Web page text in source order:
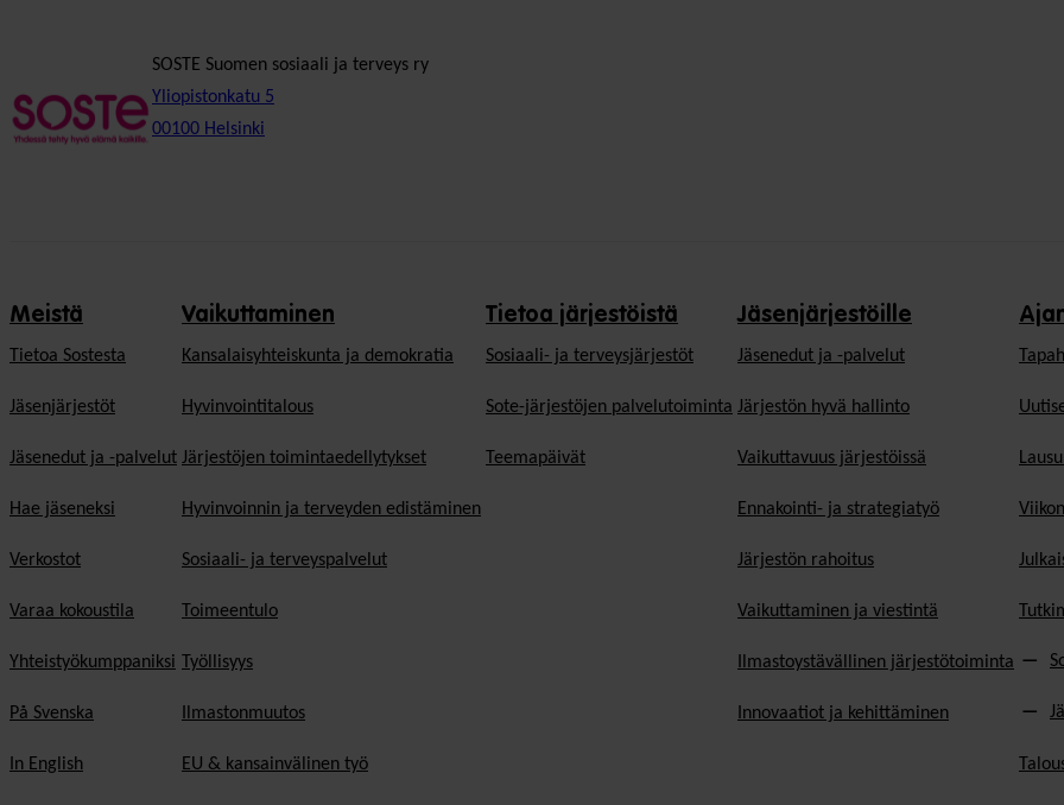
SOSTE Suomen sosiaali ja terveys ry
Yliopistonkatu 5
00100 Helsinki
Meistä
Tietoa Sostesta
Jäsenjärjestöt
Jäsenedut ja -palvelut
Hae jäseneksi
Verkostot
Varaa kokoustila
Yhteistyökumppaniksi
På Svenska
In English
Vaikuttaminen
Kansalaisyhteiskunta ja demokratia
Hyvinvointitalous
Järjestöjen toimintaedellytykset
Hyvinvoinnin ja terveyden edistäminen
Sosiaali- ja terveyspalvelut
Toimeentulo
Työllisyys
Ilmastonmuutos
EU & kansainvälinen työ
Tietoa järjestöistä
Sosiaali- ja terveysjärjestöt
Sote-järjestöjen palvelutoiminta
Teemapäivät
Jäsenjärjestöille
Jäsen­edut ja -palvelut
Järjestön hyvä hallinto
Vaikuttavuus järjestöissä
Ennakointi- ja strategiatyö
Järjestön rahoitus
Vaikuttaminen ja viestintä
Ilmastoystävällinen järjestötoiminta
Innovaatiot ja kehittäminen